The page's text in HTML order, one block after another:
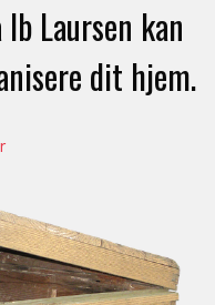
Laursen kan
dit hjem.